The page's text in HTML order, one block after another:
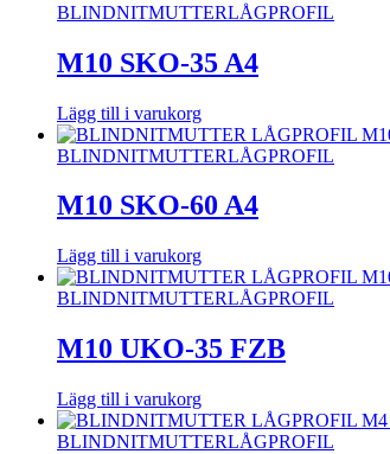
BLINDNITMUTTERLÅGPROFIL
M10 SKO-35 A4
Lägg till i varukorg
BLINDNITMUTTERLÅGPROFIL
M10 SKO-60 A4
Lägg till i varukorg
BLINDNITMUTTERLÅGPROFIL
M10 UKO-35 FZB
Lägg till i varukorg
BLINDNITMUTTERLÅGPROFIL